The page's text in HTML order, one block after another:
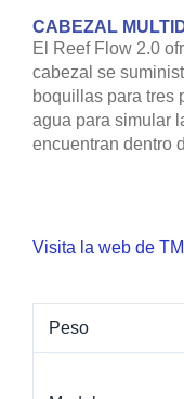
CABEZAL
El Reef Flow 2.0
cabezal se
boquillas para tres
agua para simular
encuentran dentro
Visita la web de
Peso